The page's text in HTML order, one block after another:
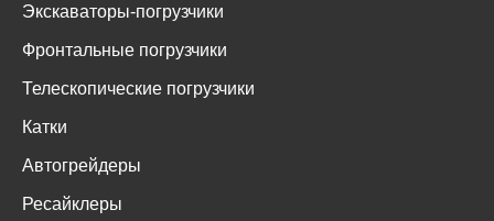
Экскаваторы-погрузчики
Фронтальные погрузчики
Телескопические погрузчики
Катки
Автогрейдеры
Ресайклеры